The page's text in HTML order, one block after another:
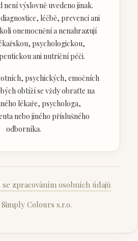
není výslovně uvedeno jinak.
léčbě, prevenci ani
onemocnění a nenahrazují
psychologickou,
ani nutriční péči.
psychických, emočních
obtíží se vždy obraťte na
lékaře, psychologa,
nebo jiného příslušného
odborníka.
zpracováním osobních údajů
Colours s.r.o.